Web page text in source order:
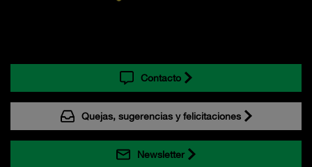
Contacto
Quejas, sugerencias y felicitaciones
Newsletter